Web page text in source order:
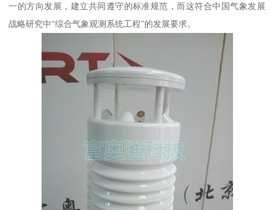
一的方向发展，建立共同遵守的标准规范，而这符合中国气象发展
战略研究中“综合气象观测系统工程”的发展要求。